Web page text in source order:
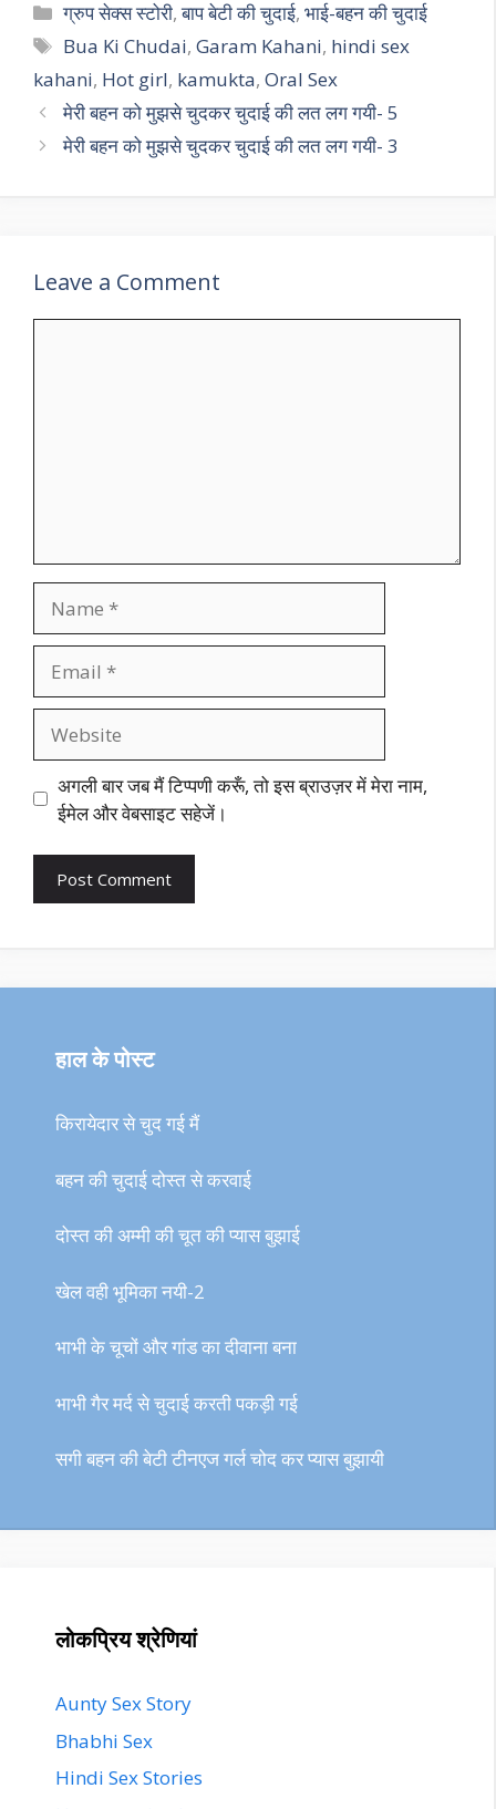
Categories
ग्रुप सेक्स स्टोरी,बाप बेटी की चुदाई,भाई-बहन की चुदाई
Tags
Bua Ki Chudai,Garam Kahani, hindi sex
kahani, Hot girl, kamukta, Oral Sex
मेरी बहन को मुझसे चुदकर चुदाई की लत लग गयी- 5
मेरी बहन को मुझसे चुदकर चुदाई की लत लग गयी- 3
Leave a Comment
अगली बार जब मैं टिप्पणी करूँ, तो इस ब्राउज़र में मेरा नाम,
ईमेल और वेबसाइट सहेजें।
हाल के पोस्ट
किरायेदार से चुद गई मैं
बहन की चुदाई दोस्त से करवाई
दोस्त की अम्मी की चूत की प्यास बुझाई
खेल वही भूमिका नयी-2
भाभी के चूचों और गांड का दीवाना बना
भाभी गैर मर्द से चुदाई करती पकड़ी गई
सगी बहन की बेटी टीनएज गर्ल चोद कर प्यास बुझायी
लोकप्रिय श्रेणियां
Aunty Sex Story
Bhabhi Sex
Hindi Sex Stories